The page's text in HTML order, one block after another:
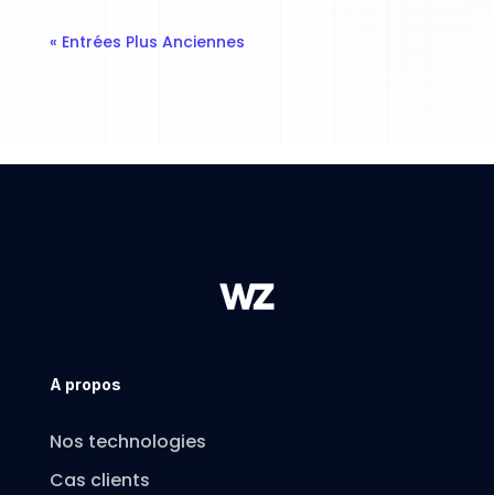
« Entrées Plus Anciennes
A propos
Nos technologies
Cas clients